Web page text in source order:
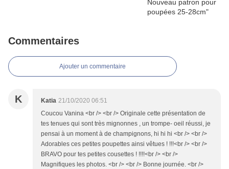
Commentaires
Ajouter un commentaire
K Katia 21/10/2020 06:51
Coucou Vanina <br /> <br /> Originale cette présentation de
tes tenues qui sont très mignonnes , un trompe- oeil réussi, je
pensai à un moment à de champignons, hi hi hi <br /> <br />
Adorables ces petites poupettes ainsi vêtues ! !!!<br /> <br />
BRAVO pour tes petites cousettes ! !!!!<br /> <br />
Magnifiques les photos. <br /> <br /> Bonne journée. <br />